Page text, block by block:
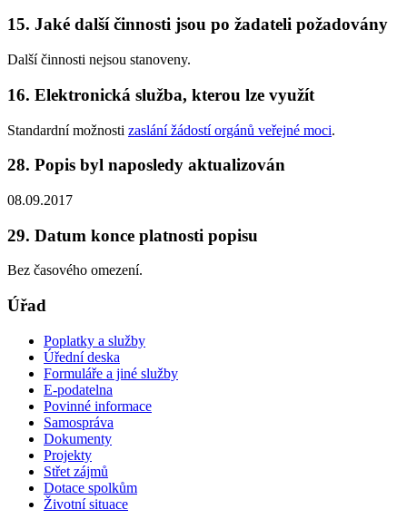
15. Jaké další činnosti jsou po žadateli požadovány
Další činnosti nejsou stanoveny.
16. Elektronická služba, kterou lze využít
Standardní možnosti zaslání žádostí orgánů veřejné moci.
28. Popis byl naposledy aktualizován
08.09.2017
29. Datum konce platnosti popisu
Bez časového omezení.
Úřad
Poplatky a služby
Úřední deska
Formuláře a jiné služby
E-podatelna
Povinné informace
Samospráva
Dokumenty
Projekty
Střet zájmů
Dotace spolkům
Životní situace